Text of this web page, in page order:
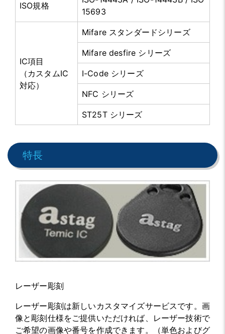
ISO規格
15693
IC項目
（カスタムIC
対応）
Mifare スタンダードシリーズ
Mifare desfire シリーズ
I-Code シリーズ
NFC シリーズ
ST25T シリーズ
特長
レーザー彫刻
レーザー彫刻は新しいカスタマイズサービスです。画
像と彫刻仕様をご提供いただければ、レーザー技術で
ご希望の画像や番号を作成できます。（単色およびグ